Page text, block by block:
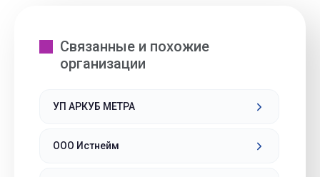
Связанные и похожие
организации
УП АРКУБ МЕТРА
ООО Истнейм